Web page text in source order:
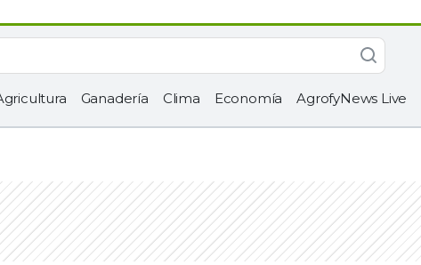
Ganadería Clima Economía AgrofyNews Live